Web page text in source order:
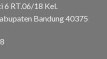
6 RT.06/18 Kel.
Bandung 40375